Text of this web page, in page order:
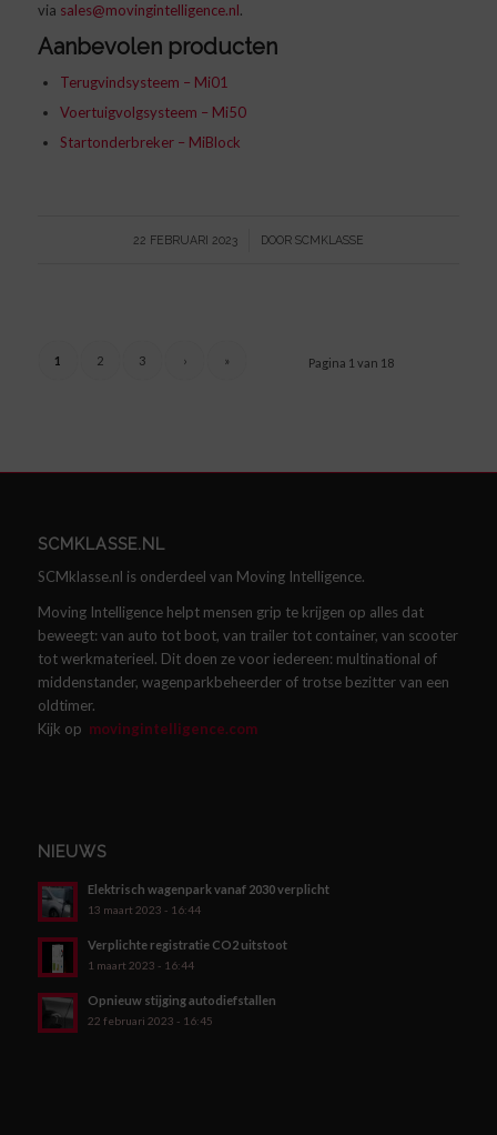
via sales@movingintelligence.nl.
Aanbevolen producten
Terugvindsysteem – Mi01
Voertuigvolgsysteem – Mi50
Startonderbreker – MiBlock
22 FEBRUARI 2023
/ DOOR SCMKLASSE
Pagina 1 van 18
1 2 3 › »
SCMKLASSE.NL
SCMklasse.nl is onderdeel van Moving Intelligence.
Moving Intelligence helpt mensen grip te krijgen op alles dat
beweegt: van auto tot boot, van trailer tot container, van scooter
tot werkmaterieel. Dit doen ze voor iedereen: multinational of
middenstander, wagenparkbeheerder of trotse bezitter van een
oldtimer.
Kijk op movingintelligence.com
NIEUWS
Elektrisch wagenpark vanaf 2030 verplicht
13 maart 2023 - 16:44
Verplichte registratie CO2 uitstoot
1 maart 2023 - 16:44
Opnieuw stijging autodiefstallen
22 februari 2023 - 16:45